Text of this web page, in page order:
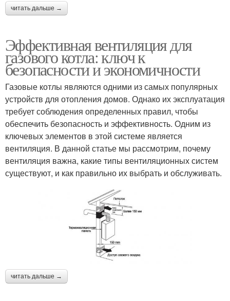
читать дальше →
Эффективная вентиляция для
газового котла: ключ к
безопасности и экономичности
Газовые котлы являются одними из самых популярных
устройств для отопления домов. Однако их эксплуатация
требует соблюдения определенных правил, чтобы
обеспечить безопасность и эффективность. Одним из
ключевых элементов в этой системе является
вентиляция. В данной статье мы рассмотрим, почему
вентиляция важна, какие типы вентиляционных систем
существуют, и как правильно их выбрать и обслуживать.
читать дальше →